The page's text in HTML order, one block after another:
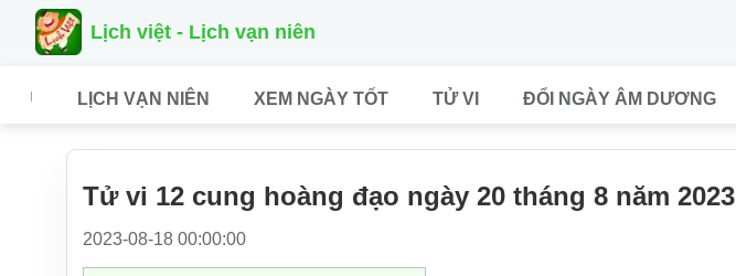
Lịch việt - Lịch vạn niên
LỊCH VẠN NIÊN XEM NGÀY TỐT TỬ VI ĐỔI NGÀY ÂM DƯƠNG
Tử vi 12 cung hoàng đạo ngày 20 tháng 8 năm 2023
2023-08-18 00:00:00